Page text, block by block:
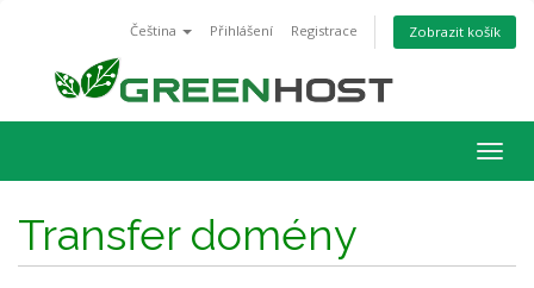
Čeština Přihlášení Registrace Zobrazit košík
Transfer domény